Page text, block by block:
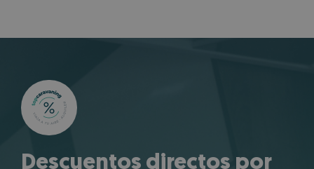
Descuentos directos por